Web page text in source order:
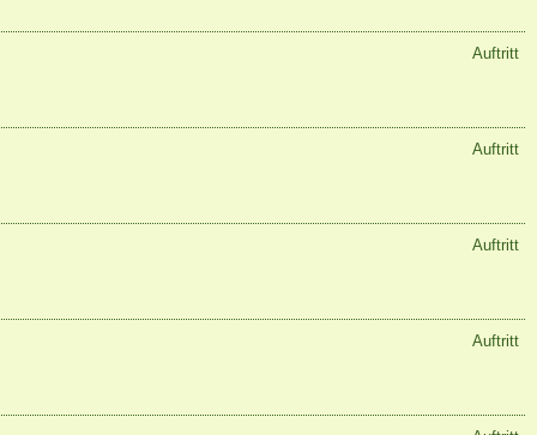
Auftritt
Auftritt
Auftritt
Auftritt